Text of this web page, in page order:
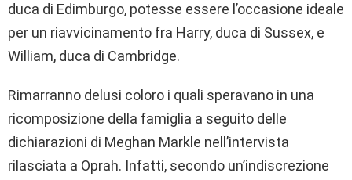
duca di Edimburgo, potesse essere l’occasione ideale
per un riavvicinamento fra Harry, duca di Sussex, e
William, duca di Cambridge.
Rimarranno delusi coloro i quali speravano in una
ricomposizione della famiglia a seguito delle
dichiarazioni di Meghan Markle nell’intervista
rilasciata a Oprah. Infatti, secondo un’indiscrezione